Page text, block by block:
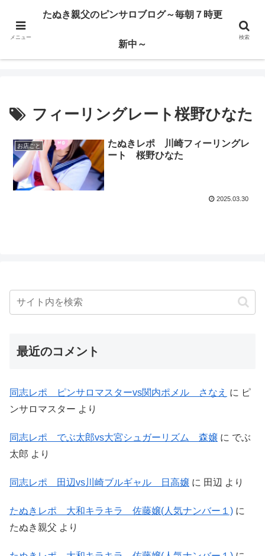
ハードサービス嬢を求めて3000回ピンサロで遊んだ親父
たぬき親父のピンサロブログ～毎朝７時更新中～
フィーリングレート桜野ひなた
お店ごと
たぬきレポ 川崎フィーリングレ
ート 桜野ひなた
2025.03.30
最近のコメント
同志レポ ピンサロマスターvs関内ポメル さなえ に ピ
ンサロマスター より
同志レポ でぶ太郎vs大宮シュガーリズム 森嬢 に でぶ
太郎 より
同志レポ 田辺vs川崎ブルギャル 日高嬢 に 田辺 より
たぬきレポ 大和キラキラ 佐藤嬢(人気ナンバー１) に
たぬき親父 より
メニュー
たぬき親父のピンサロブログ～毎朝７時更
新中～
検索